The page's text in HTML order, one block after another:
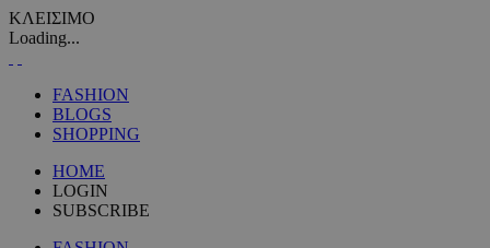
ΚΛΕΙΣΙΜΟ
Loading...
FASHION
BLOGS
SHOPPING
HOME
LOGIN
SUBSCRIBE